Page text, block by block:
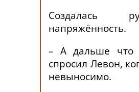
Создалась
напряжённость.
– А дальше что
спросил Левон,
невыносимо.